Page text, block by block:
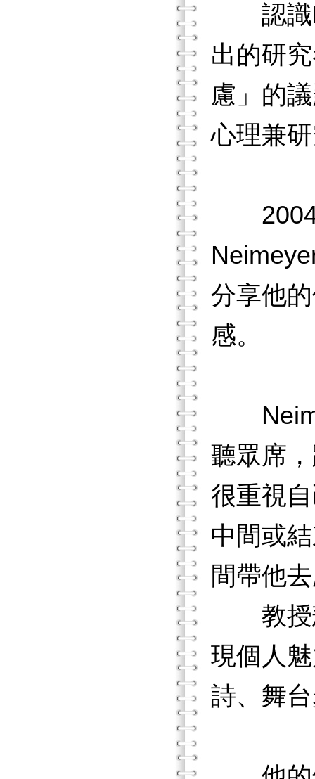
認識
出的研
慮」的
心理兼
2004
分享他
感。
聽眾席
很重視
中間或
間帶他
教授悲
現個人
詩、舞